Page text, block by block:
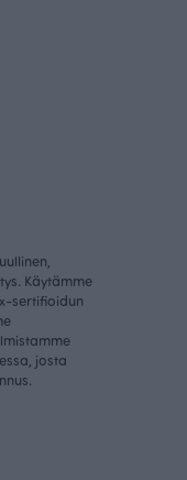
Käytämme
sertifioidun
josta